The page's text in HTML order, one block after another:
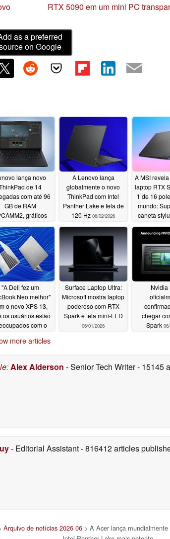
RTX 5090 em um mini PC
as a preferred
on Google
lança novo
de 14
com até 96
GB de RAM
gráficos
06/02/2026
A Lenovo lança
globalmente o novo
ThinkPad com Intel
Panther Lake e tela de
120 Hz 06/02/2026
A MSI
laptop RTX
1 de 16
mundo:
caneta
"A Dell fez um
Neo melhor"
o novo XPS 13,
os usuários estão
com o
RAM06/01/2026
Surface Laptop Ultra:
Microsoft mostra laptop
poderoso com RTX
Spark e tela mini-LED
06/01/2026
Nvidia
chegar
Spark
more articles
:Alex Alderson - Senior Tech Writer- 15145
- Editorial Assistant- 816412 articles
Arquivo de notícias 2026 06 > A Acer lança